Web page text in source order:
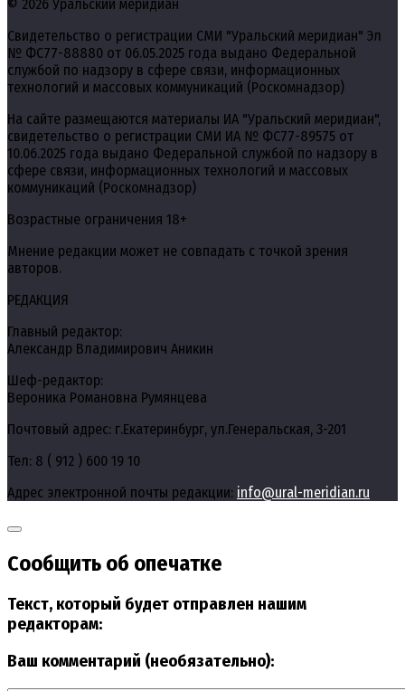
© 2026 Уральский меридиан
Свидетельство о регистрации СМИ "Уральский меридиан" Эл
№ ФС77-88880 от 06.05.2025 года выдано Федеральной
службой по надзору в сфере связи, информационных
технологий и массовых коммуникаций (Роскомнадзор)
На сайте размещаются материалы ИА "Уральский меридиан",
свидетельство о регистрации СМИ ИА № ФС77-89575 от
10.06.2025 года выдано Федеральной службой по надзору в
сфере связи, информационных технологий и массовых
коммуникаций (Роскомнадзор)
Возрастные ограничения 18+
Мнение редакции может не совпадать с точкой зрения
авторов.
РЕДАКЦИЯ
Главный редактор:
Александр Владимирович Аникин
Шеф-редактор:
Вероника Романовна Румянцева
Почтовый адрес: г.Екатеринбург, ул.Генеральская, 3-201
Тел: 8 ( 912 ) 600 19 10
Адрес электронной почты редакции: info@ural-meridian.ru
Сообщить об опечатке
Текст, который будет отправлен нашим
редакторам:
Ваш комментарий (необязательно):